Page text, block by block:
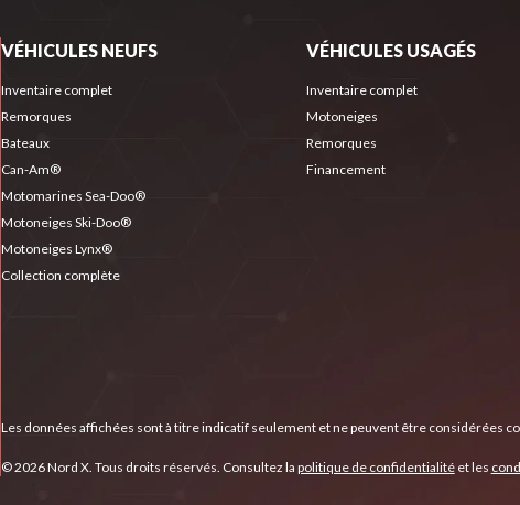
VÉHICULES NEUFS
Inventaire complet
Remorques
Bateaux
Can-Am®
Motomarines Sea-Doo®
Motoneiges Ski-Doo®
Motoneiges Lynx®
Collection complète
VÉHICULES USAGÉS
Inventaire complet
Motoneiges
Remorques
Financement
Les données affichées sont à titre indicatif seulement et ne peuvent être considérées
© 2026 Nord X. Tous droits réservés. Consultez la politique de confidentialitéet les